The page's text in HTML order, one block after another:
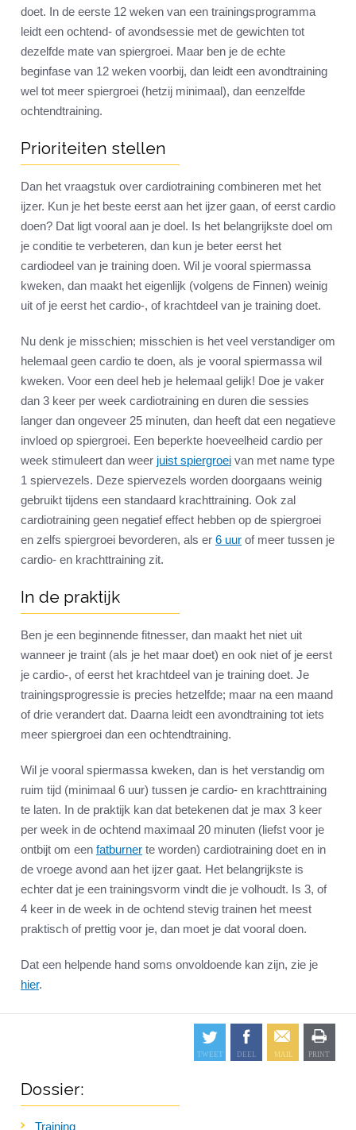
doet. In de eerste 12 weken van een trainingsprogramma
leidt een ochtend- of avondsessie met de gewichten tot
dezelfde mate van spiergroei. Maar ben je de echte
beginfase van 12 weken voorbij, dan leidt een avondtraining
wel tot meer spiergroei (hetzij minimaal), dan eenzelfde
ochtendtraining.
Prioriteiten stellen
Dan het vraagstuk over cardiotraining combineren met het
ijzer. Kun je het beste eerst aan het ijzer gaan, of eerst cardio
doen? Dat ligt vooral aan je doel. Is het belangrijkste doel om
je conditie te verbeteren, dan kun je beter eerst het
cardiodeel van je training doen. Wil je vooral spiermassa
kweken, dan maakt het eigenlijk (volgens de Finnen) weinig
uit of je eerst het cardio-, of krachtdeel van je training doet.
Nu denk je misschien; misschien is het veel verstandiger om
helemaal geen cardio te doen, als je vooral spiermassa wil
kweken. Voor een deel heb je helemaal gelijk! Doe je vaker
dan 3 keer per week cardiotraining en duren die sessies
langer dan ongeveer 25 minuten, dan heeft dat een negatieve
invloed op spiergroei. Een beperkte hoeveelheid cardio per
week stimuleert dan weer juist spiergroei van met name type
1 spiervezels. Deze spiervezels worden doorgaans weinig
gebruikt tijdens een standaard krachttraining. Ook zal
cardiotraining geen negatief effect hebben op de spiergroei
en zelfs spiergroei bevorderen, als er 6 uur of meer tussen je
cardio- en krachttraining zit.
In de praktijk
Ben je een beginnende fitnesser, dan maakt het niet uit
wanneer je traint (als je het maar doet) en ook niet of je eerst
je cardio-, of eerst het krachtdeel van je training doet. Je
trainingsprogressie is precies hetzelfde; maar na een maand
of drie verandert dat. Daarna leidt een avondtraining tot iets
meer spiergroei dan een ochtendtraining.
Wil je vooral spiermassa kweken, dan is het verstandig om
ruim tijd (minimaal 6 uur) tussen je cardio- en krachttraining
te laten. In de praktijk kan dat betekenen dat je max 3 keer
per week in de ochtend maximaal 20 minuten (liefst voor je
ontbijt om een fatburner te worden) cardiotraining doet en in
de vroege avond aan het ijzer gaat. Het belangrijkste is
echter dat je een trainingsvorm vindt die je volhoudt. Is 3, of
4 keer in de week in de ochtend stevig trainen het meest
praktisch of prettig voor je, dan moet je dat vooral doen.
Dat een helpende hand soms onvoldoende kan zijn, zie je
hier.
Dossier:
Training